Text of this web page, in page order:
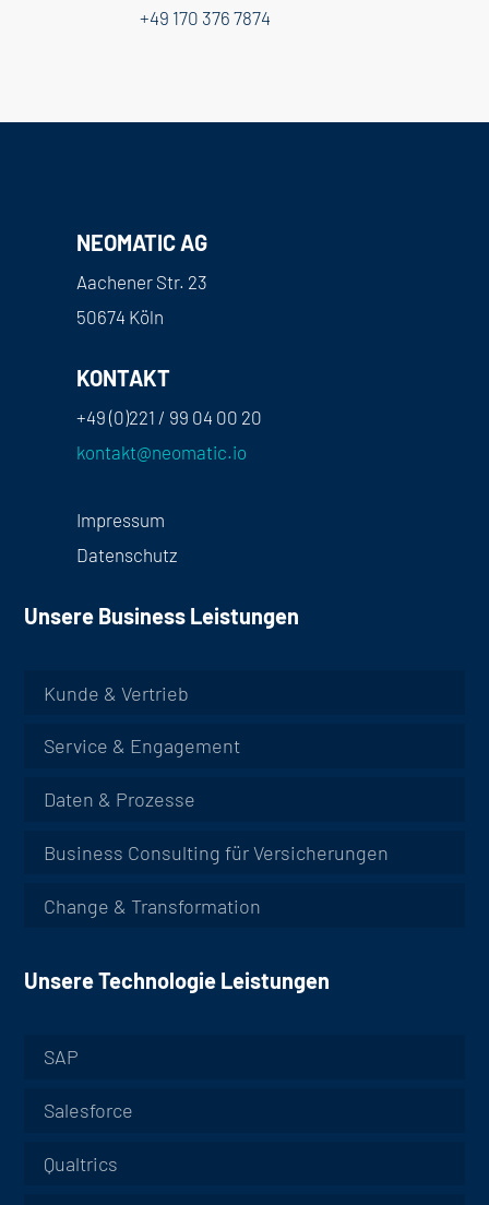
+49 170 376 7874
NEOMATIC AG
Aachener Str. 23
50674 Köln
KONTAKT
+49 (0)221 / 99 04 00 20
kontakt@neomatic.io
Impressum
Datenschutz
Unsere Business Leistungen
Kunde & Vertrieb
Service & Engagement
Daten & Prozesse
Business Consulting für Versicherungen
Change & Transformation
Unsere Technologie Leistungen
SAP
Salesforce
Qualtrics